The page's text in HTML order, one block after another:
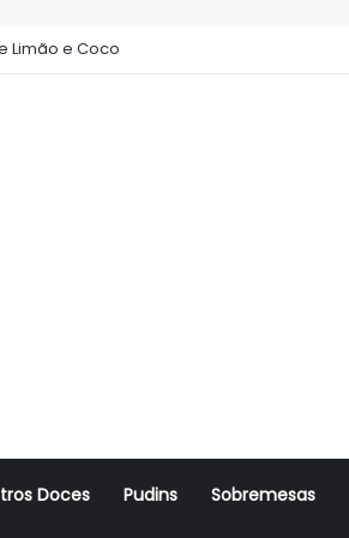
Limão e Coco
Doces Pudins Sobremesas